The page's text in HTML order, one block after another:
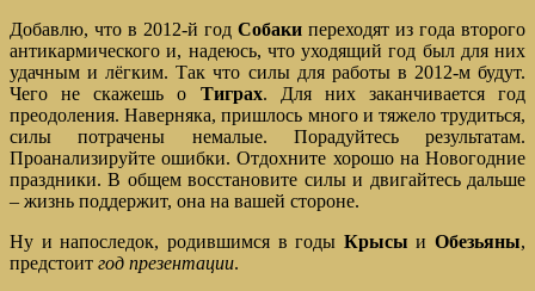
Добавлю, что в 2012-й год Собаки переходят из года второго
антикармического и, надеюсь, что уходящий год был для них
удачным и лёгким. Так что силы для работы в 2012-м будут.
Чего не скажешь о Тиграх. Для них заканчивается год
преодоления. Наверняка, пришлось много и тяжело трудиться,
силы потрачены немалые. Порадуйтесь результатам.
Проанализируйте ошибки. Отдохните хорошо на Новогодние
праздники. В общем восстановите силы и двигайтесь дальше
– жизнь поддержит, она на вашей стороне.
Ну и напоследок, родившимся в годы Крысы и Обезьяны,
предстоит год презентации.